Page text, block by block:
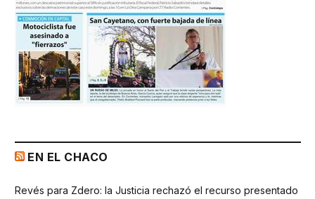
EN EL CHACO
Revés para Zdero: la Justicia rechazó el recurso presentado